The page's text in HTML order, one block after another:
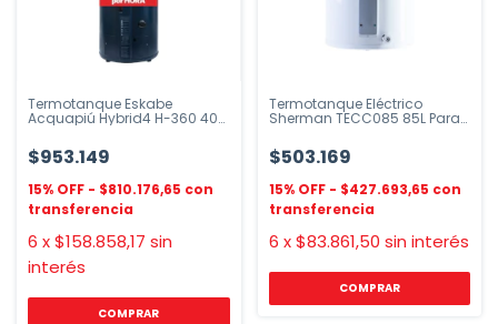
Termotanque Eskabe
Acquapiú Hybrid4 H-360 40L
$953.149
$810.176,65
6 x$158.858,17 sin
interés
Termotanque Eléctrico
Sherman TECC085 85L Para
$503.169
$427.693,65
6 x$83.861,50 sin interés